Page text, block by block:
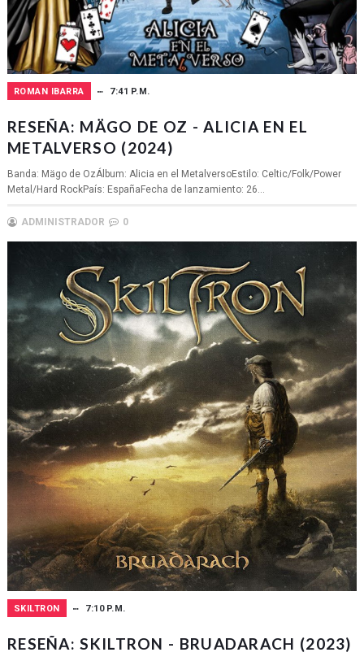
ROMAN IBARRA 7:41 P.M.
RESEÑA: MÄGO DE OZ - ALICIA EN EL
METALVERSO (2024)
Banda: Mägo de OzÁlbum: Alicia en el MetalversoEstilo: Celtic/Folk/Power
Metal/Hard RockPaís: EspañaFecha de lanzamiento: 26...
ADMINISTRADOR 0
SKILTRON 7:10 P.M.
RESEÑA: SKILTRON - BRUADARACH (2023)